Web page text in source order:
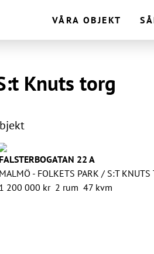
VÅRA OBJEKT
Knuts torg
FALSTERBOGATAN 22 A
MALMÖ - FOLKETS PARK / S:T KNUTS
1 200 000 kr 2 rum 47 kvm